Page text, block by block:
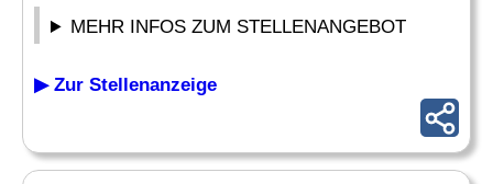
MEHR INFOS ZUM STELLENANGEBOT
▶ Zur Stellenanzeige